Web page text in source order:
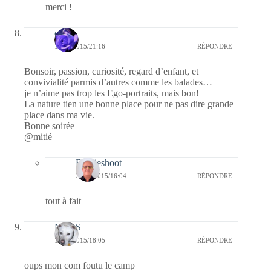
merci !
covix
19/04/2015/21:16 RÉPONDRE
Bonsoir, passion, curiosité, regard d’enfant, et
convivialité parmis d’autres comme les balades…
je n’aime pas trop les Ego-portraits, mais bon!
La nature tien une bonne place pour ne pas dire grande
place dans ma vie.
Bonne soirée
@mitié
Bernieshoot
23/04/2015/16:04 RÉPONDRE
tout à fait
NAYS
19/04/2015/18:05 RÉPONDRE
oups mon com foutu le camp